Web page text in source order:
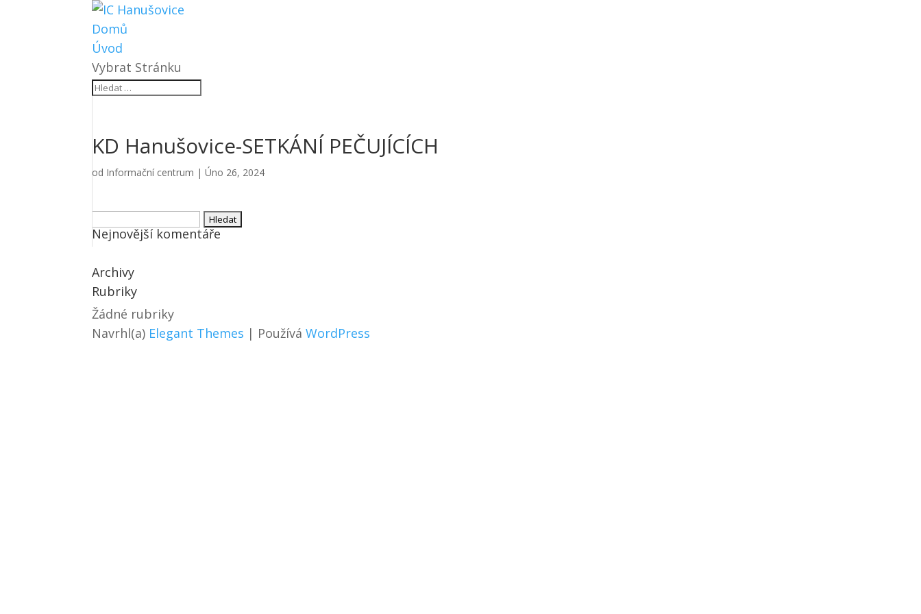
Domů
Úvod
Vybrat Stránku
KD Hanušovice-SETKÁNÍ PEČUJÍCÍCH
od Informační centrum |Úno 26, 2024
Vyhledávání
Nejnovější komentáře
Archivy
Rubriky
Žádné rubriky
Navrhl(a) Elegant Themes | PoužíváWordPress